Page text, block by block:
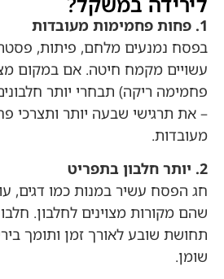
1. פחות פחמימות מעובדות
בפסח נמנעים מלחם, פיתות,
עשויים מקמח חיטה. אם במקום
פחמימה ריקה) תבחרי יותר
– את תרגישי שבעה יותר ותצרכי
מעובדות.
2. יותר חלבון בתפריט
חג הפסח עשיר במנות כמו דגים,
שהם מקורות מצוינים לחלבון.
תחושת שובע לאורך זמן ותומך
שומן.